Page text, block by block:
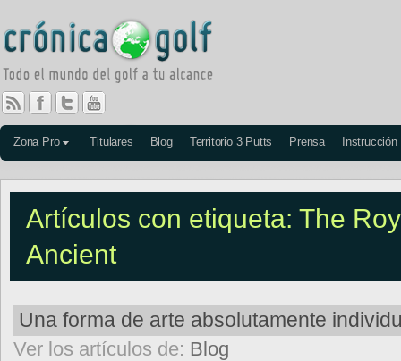
Zona Pro Titulares Blog Territorio 3 Putts Prensa Instrucción
Artículos con etiqueta: The
Ancient
Una forma de arte absolutamente
Ver los artículos de: Blog